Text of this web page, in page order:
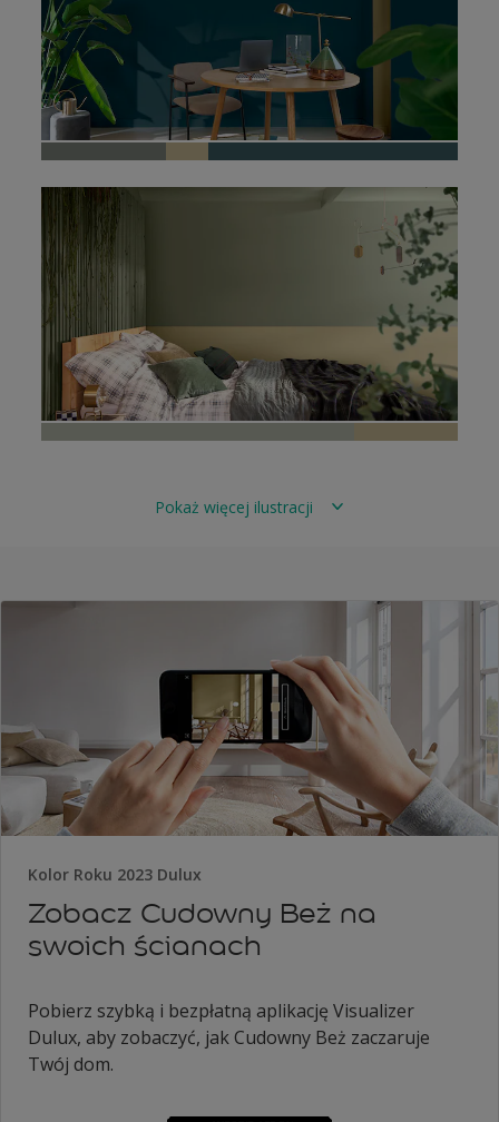
Pokaż więcej ilustracji
Kolor Roku 2023 Dulux
Zobacz Cudowny Beż na
swoich ścianach
Pobierz szybką i bezpłatną aplikację Visualizer
Dulux, aby zobaczyć, jak Cudowny Beż zaczaruje
Twój dom.